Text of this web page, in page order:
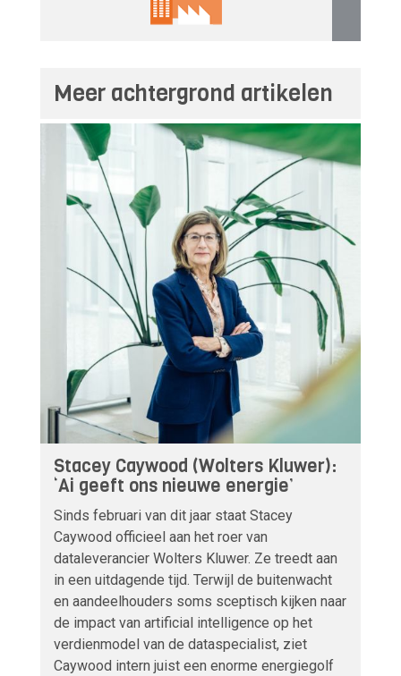
Meer achtergrond artikelen
Stacey Caywood (Wolters Kluwer):
‘Ai geeft ons nieuwe energie’
Sinds februari van dit jaar staat Stacey
Caywood officieel aan het roer van
dataleverancier Wolters Kluwer. Ze treedt aan
in een uitdagende tijd. Terwijl de buitenwacht
en aandeelhouders soms sceptisch kijken naar
de impact van artificial intelligence op het
verdienmodel van de dataspecialist, ziet
Caywood intern juist een enorme energiegolf